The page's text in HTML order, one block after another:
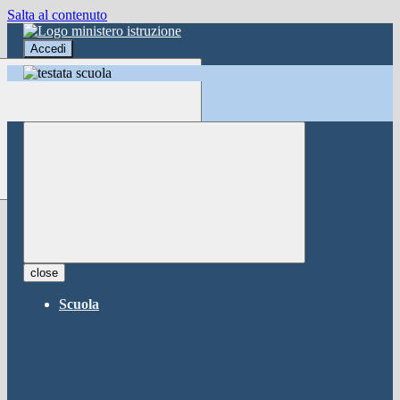
Salta al contenuto
Accedi
Accedi
button close ×
close
Scuola